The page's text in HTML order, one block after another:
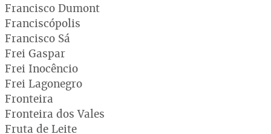
Francisco Dumont
Franciscópolis
Francisco Sá
Frei Gaspar
Frei Inocêncio
Frei Lagonegro
Fronteira
Fronteira dos Vales
Fruta de Leite